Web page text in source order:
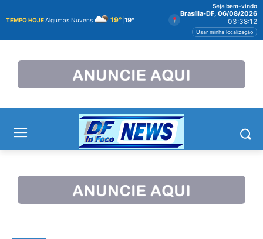
TEMPO HOJEAlgumas Nuvens 19° 19°
Seja bem-vindo
Brasília-DF, 06/08/2026
03:38:12
Usar minha localização